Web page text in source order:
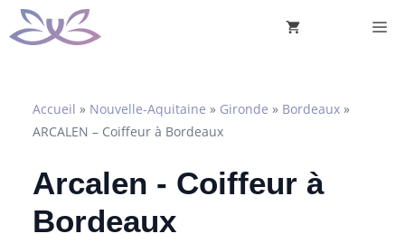
Aller
au
Accueil » Nouvelle-Aquitaine » Gironde » Bordeaux »
ARCALEN – Coiffeur à Bordeaux
Arcalen - Coiffeur à
Bordeaux